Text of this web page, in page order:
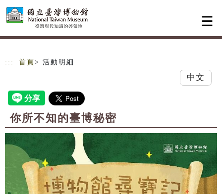
跳到主要內容
網站導覽
::: 首頁 > 活動明細
中文
你所不知的臺博秘密